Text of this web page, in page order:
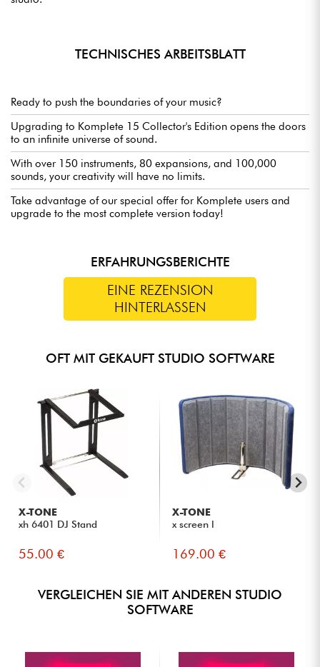
TECHNISCHES ARBEITSBLATT
Ready to push the boundaries of your music?
Upgrading to Komplete 15 Collector's Edition opens the doors
to an infinite universe of sound.
With over 150 instruments, 80 expansions, and 100,000
sounds, your creativity will have no limits.
Take advantage of our special offer for Komplete users and
upgrade to the most complete version today!
ERFAHRUNGSBERICHTE
EINE REZENSION
HINTERLASSEN
OFT MIT GEKAUFT STUDIO SOFTWARE
X-TONE
xh 6401 DJ Stand
55.00 €
X-TONE
x screen l
169.00 €
VERGLEICHEN SIE MIT ANDEREN STUDIO
SOFTWARE